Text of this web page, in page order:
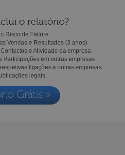
o relatório?
Risco de Failure
Vendas e Resultados (3 anos)
e Atividade da empresa
Participações em outras empresas
ligações a outras empresas
legais
Grátis »